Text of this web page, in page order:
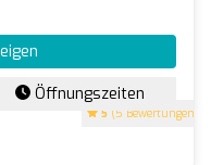
5 (5 Bewertungen)
Öffnungszeiten